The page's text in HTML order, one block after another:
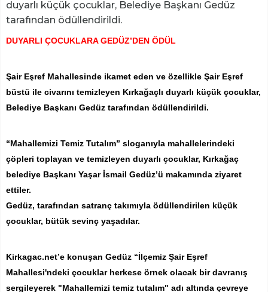
duyarlı küçük çocuklar, Belediye Başkanı Gedüz
tarafından ödüllendirildi.
DUYARLI ÇOCUKLARA GEDÜZ’DEN ÖDÜL
Şair Eşref Mahallesinde ikamet eden ve özellikle Şair Eşref
büstü ile civarını temizleyen Kırkağaçlı duyarlı küçük çocuklar,
Belediye Başkanı Gedüz tarafından ödüllendirildi.
“Mahallemizi Temiz Tutalım” sloganıyla mahallelerindeki
çöpleri toplayan ve temizleyen duyarlı çocuklar, Kırkağaç
belediye Başkanı Yaşar İsmail Gedüz’ü makamında ziyaret
ettiler.
Gedüz, tarafından satranç takımıyla ödüllendirilen küçük
çocuklar, bütük sevinç yaşadılar.
Kirkagac.net’e konuşan Gedüz “İlçemiz Şair Eşref
Mahallesi'ndeki çocuklar herkese örnek olacak bir davranış
sergileyerek "Mahallemizi temiz tutalım" adı altında çevreye